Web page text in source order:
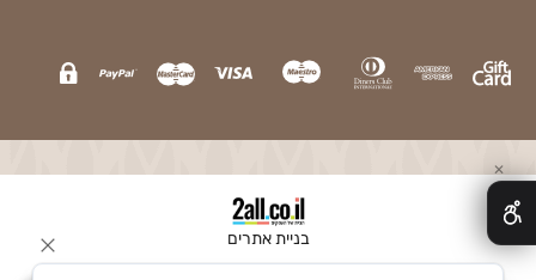
בניית אתרים
✕